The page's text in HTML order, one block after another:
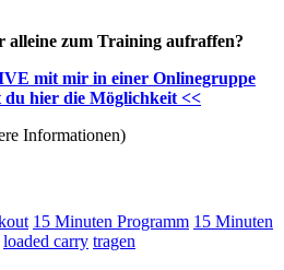
alleine zum Training aufraffen?
mit mir in einer Onlinegruppe
hier die Möglichkeit <<
Informationen)
15 Minuten Programm 15 Minuten
loaded carry tragen